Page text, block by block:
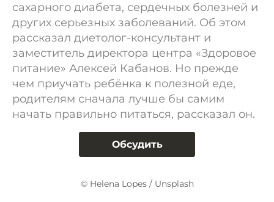
сахарного диабета, сердечных болезней и
других серьезных заболеваний. Об этом
рассказал диетолог-консультант и
заместитель директора центра «Здоровое
питание» Алексей Кабанов. Но прежде
чем приучать ребёнка к полезной еде,
родителям сначала лучше бы самим
начать правильно питаться, рассказал он.
Обсудить
© Helena Lopes / Unsplash